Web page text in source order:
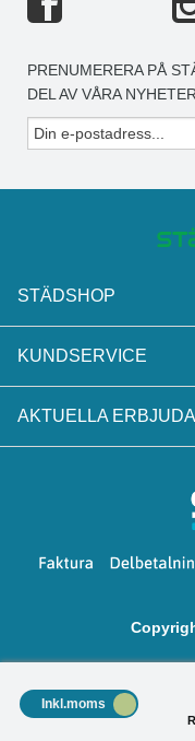
PRENUMERERA PÅ
DEL AV VÅRA
STÄDSHOP
KUNDSERVICE
AKTUELLA
Inkl.moms